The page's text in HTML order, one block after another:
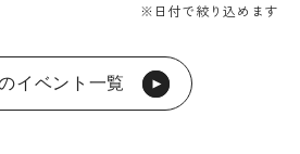
※日付で絞り込めます
イベント一覧